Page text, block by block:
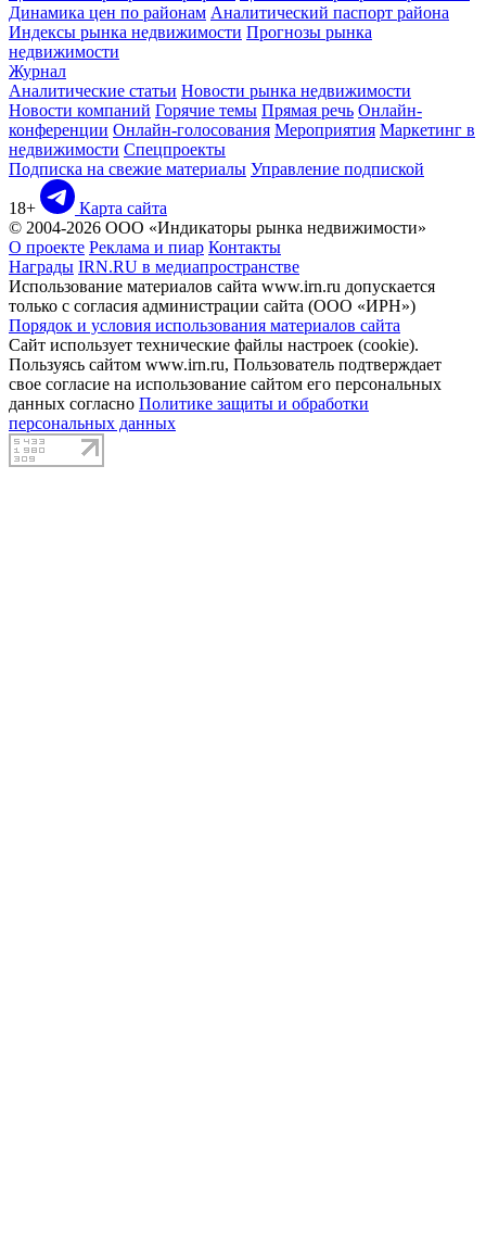
Динамика цен по районам Аналитический паспорт района
Индексы рынка недвижимости Прогнозы рынка
недвижимости
Журнал
Аналитические статьи Новости рынка недвижимости
Новости компаний Горячие темы Прямая речь Онлайн-
конференции Онлайн-голосования Мероприятия Маркетинг в
недвижимости Спецпроекты
Подписка на свежие материалы Управление подпиской
18+
Карта сайта
© 2004-2026 ООО «Индикаторы рынка недвижимости»
О проекте Реклама и пиар Контакты
Награды IRN.RU в медиапространстве
Использование материалов сайта www.irn.ru допускается
только с согласия администрации сайта (ООО «ИРН»)
Порядок и условия использования материалов сайта
Сайт использует технические файлы настроек (cookie).
Пользуясь сайтом www.irn.ru, Пользователь подтверждает
свое согласие на использование сайтом его персональных
данных согласно Политике защиты и обработки
персональных данных